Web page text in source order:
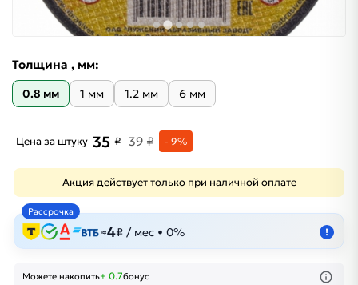
Толщина , мм:
0.8 мм 1 мм 1.2 мм 6 мм
Цена за штуку 35 ₽ 39 ₽ - 9%
Акция действует только при наличной оплате
Рассрочка
≈4₽ / мес • 0% !
Можете накопить+ 0.7бонус